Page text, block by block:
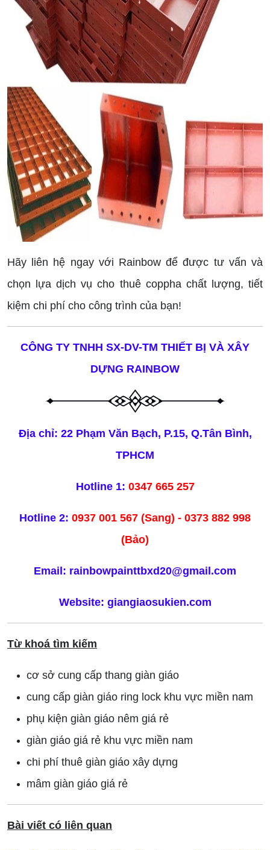
Hãy liên hệ ngay với Rainbow để được tư vấn và
chọn lựa dịch vụ cho thuê coppha chất lượng, tiết
kiệm chi phí cho công trình của bạn!
CÔNG TY TNHH SX-DV-TM THIẾT BỊ VÀ XÂY
DỰNG RAINBOW
Địa chỉ: 22 Phạm Văn Bạch, P.15, Q.Tân Bình,
TPHCM
Hotline 1: 0347 665 257
Hotline 2: 0937 001 567 (Sang) - 0373 882 998
(Bảo)
Email: rainbowpainttbxd20@gmail.com
Website: giangiaosukien.com
Từ khoá tìm kiếm
cơ sở cung cấp thang giàn giáo
cung cấp giàn giáo ring lock khu vực miền nam
phụ kiện giàn giáo nêm giá rẻ
giàn giáo giá rẻ khu vực miền nam
chi phí thuê giàn giáo xây dựng
mâm giàn giáo giá rẻ
Bài viết có liên quan